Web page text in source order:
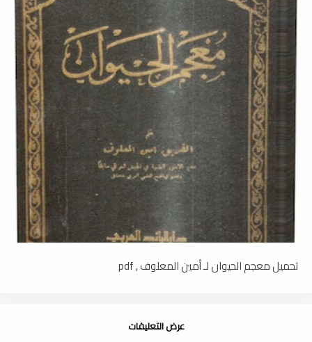
تحميل معجم الحيوان لـ أمين المعلوف , pdf
عرض التعليقات